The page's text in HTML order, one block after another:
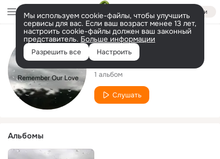
Войти
Мы используем cookie-файлы, чтобы улучшить
сервисы для вас. Если ваш возраст менее 13 лет,
настроить cookie-файлы должен ваш законный
представитель. Больше информации
Разрешить все Настроить
Исполнитель
Nina Simon
1 альбом
Слушать
Альбомы